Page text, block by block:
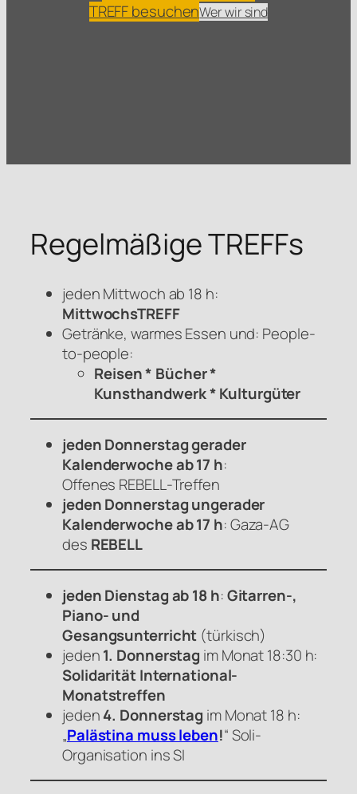
TREFF besuchenWer wir sind
Regelmäßige TREFFs
jeden Mittwoch ab 18 h:
MittwochsTREFF
Getränke, warmes Essen und: People-
to-people:
Reisen * Bücher *
Kunsthandwerk * Kulturgüter
jeden Donnerstag gerader
Kalenderwoche ab 17 h:
Offenes REBELL-Treffen
jeden Donnerstag ungerader
Kalenderwoche ab 17 h: Gaza-AG
des REBELL
jeden Dienstag ab 18 h:Gitarren-,
Piano- und
Gesangsunterricht (türkisch)
jeden1. Donnerstag im Monat 18:30 h:
Solidarität International-
Monatstreffen
jeden4. Donnerstag im Monat 18 h:
„Palästina muss leben!“ Soli-
Organisation ins SI